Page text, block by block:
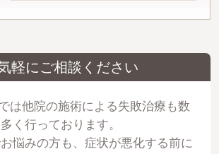
軽にご相談ください
は他院の施術による失敗治療も数
多く行っております。
悩みの方も、症状が悪化する前に